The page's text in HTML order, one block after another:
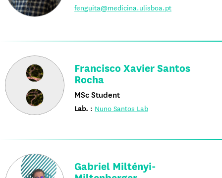
fenguita@medicina.ulisboa.pt
Francisco Xavier Santos
Rocha
MSc Student
Lab. : Nuno Santos Lab
Gabriel Miltényi-